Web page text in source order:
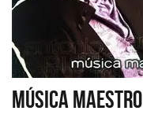
MÚSICA MAESTRO